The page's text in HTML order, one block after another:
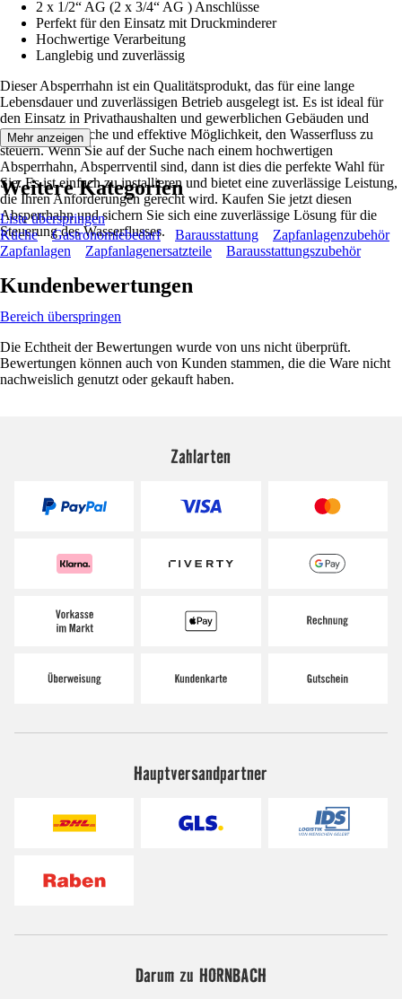
2 x 1/2“ AG (2 x 3/4“ AG ) Anschlüsse
Perfekt für den Einsatz mit Druckminderer
Hochwertige Verarbeitung
Langlebig und zuverlässig
Dieser Absperrhahn ist ein Qualitätsprodukt, das für eine lange
Lebensdauer und zuverlässigen Betrieb ausgelegt ist. Es ist ideal für
den Einsatz in Privathaushalten und gewerblichen Gebäuden und
bietet eine einfache und effektive Möglichkeit, den Wasserfluss zu
steuern. Wenn Sie auf der Suche nach einem hochwertigen
Absperrhahn, Absperrventil sind, dann ist dies die perfekte Wahl für
Sie. Es ist einfach zu installieren und bietet eine zuverlässige Leistung,
die Ihren Anforderungen gerecht wird. Kaufen Sie jetzt diesen
Absperrhahn und sichern Sie sich eine zuverlässige Lösung für die
Steuerung des Wasserflusses.
Mehr anzeigen
Weitere Kategorien
Liste überspringen
Küche
Gastronomiebedarf Barausstattung
Zapfanlagenzubehör
Zapfanlagen
Zapfanlagenersatzteile Barausstattungszubehör
Kundenbewertungen
Bereich überspringen
Die Echtheit der Bewertungen wurde von uns nicht überprüft.
Bewertungen können auch von Kunden stammen, die die Ware nicht
nachweislich genutzt oder gekauft haben.
Zahlarten
Hauptversandpartner
Darum zu HORNBACH